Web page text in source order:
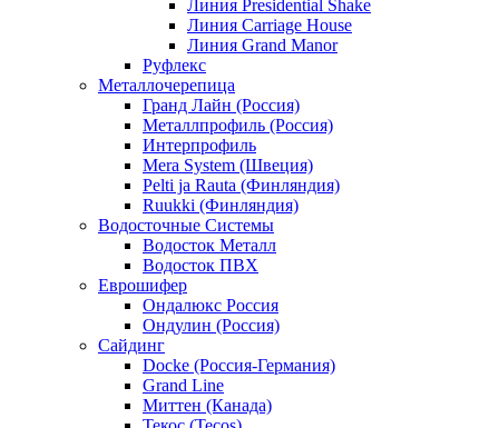
Линия Presidential Shake
Линия Carriage House
Линия Grand Manor
Руфлекс
Металлочерепица
Гранд Лайн (Россия)
Металлпрофиль (Россия)
Интерпрофиль
Mera System (Швеция)
Pelti ja Rauta (Финляндия)
Ruukki (Финляндия)
Водосточные Системы
Водосток Металл
Водосток ПВХ
Еврошифер
Ондалюкс Россия
Ондулин (Россия)
Сайдинг
Docke (Россия-Германия)
Grand Line
Миттен (Канада)